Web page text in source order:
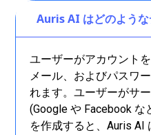
Auris AI はどのよう
ユーザーがアカウント
メール、およびパスワ
れます。ユーザーがサ
(Google や Facebook な
を作成すると、Auris AI